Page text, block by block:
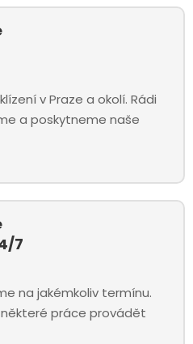
v Praze a okolí. Rádi
a poskytneme naše
7
na jakémkoliv termínu.
práce provádět